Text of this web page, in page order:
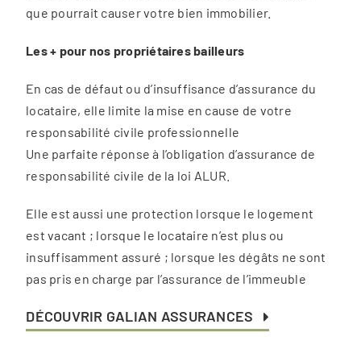
que pourrait causer votre bien immobilier.
Les + pour nos propriétaires bailleurs
En cas de défaut ou d’insuffisance d’assurance du
locataire, elle limite la mise en cause de votre
responsabilité civile professionnelle
Une parfaite réponse à l’obligation d’assurance de
responsabilité civile de la loi ALUR.
Elle est aussi une protection lorsque le logement
est vacant ; lorsque le locataire n’est plus ou
insuffisamment assuré ; lorsque les dégâts ne sont
pas pris en charge par l’assurance de l’immeuble
DÉCOUVRIR GALIAN ASSURANCES